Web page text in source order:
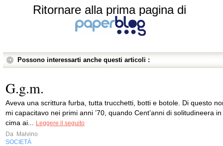
Ritornare alla prima pagina di
Possono interessarti anche questi articoli :
G.g.m.
Aveva una scrittura furba, tutta trucchetti, botti e botole. Di questo
mi capacitavo nei primi anni ’70, quando Cent’anni di solitudineera in
cima ai...
Leggere il seguito
Da Malvino
SOCIETÀ